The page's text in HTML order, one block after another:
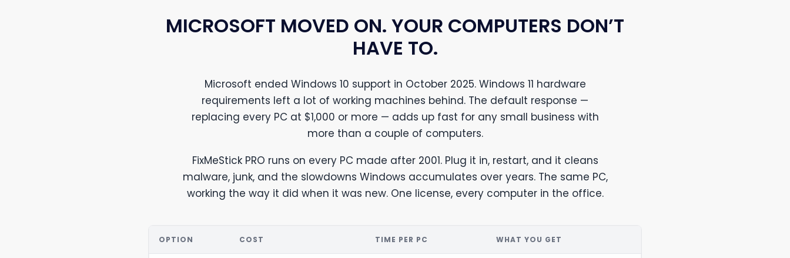
MICROSOFT MOVED ON. YOUR COMPUTERS DON’T
HAVE TO.
Microsoft ended Windows 10 support in October 2025. Windows 11 hardware
requirements left a lot of working machines behind. The default response —
replacing every PC at $1,000 or more — adds up fast for any small business with
more than a couple of computers.
FixMeStick PRO runs on every PC made after 2001. Plug it in, restart, and it cleans
malware, junk, and the slowdowns Windows accumulates over years. The same PC,
working the way it did when it was new. One license, every computer in the office.
OPTION COST TIME PER PC WHAT YOU GET